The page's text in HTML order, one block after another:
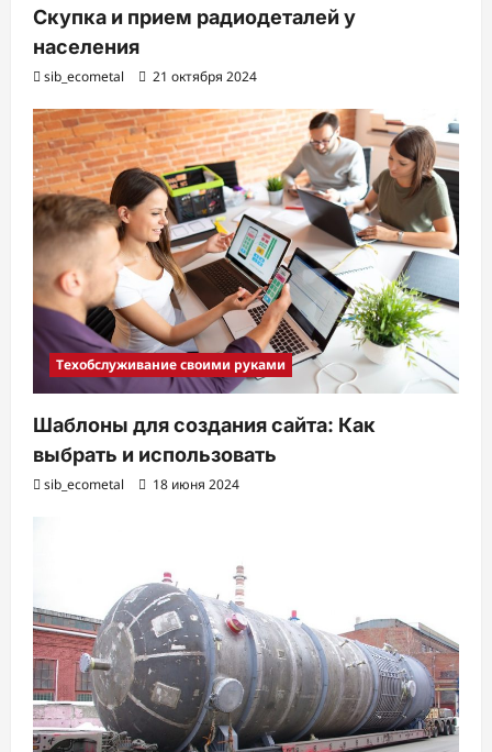
Скупка и прием радиодеталей у
населения
sib_ecometal 21 октября 2024
Техобслуживание своими руками
Шаблоны для создания сайта: Как
выбрать и использовать
sib_ecometal 18 июня 2024